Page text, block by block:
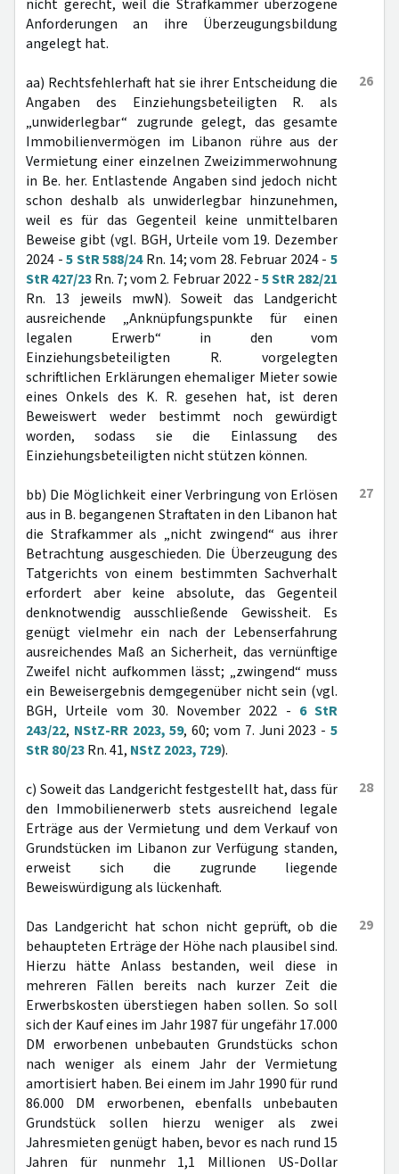
nicht gerecht, weil die Strafkammer überzogene
Anforderungen an ihre Überzeugungsbildung
angelegt hat.
26
aa) Rechtsfehlerhaft hat sie ihrer Entscheidung die
Angaben des Einziehungsbeteiligten R. als
„unwiderlegbar“ zugrunde gelegt, das gesamte
Immobilienvermögen im Libanon rühre aus der
Vermietung einer einzelnen Zweizimmerwohnung
in Be. her. Entlastende Angaben sind jedoch nicht
schon deshalb als unwiderlegbar hinzunehmen,
weil es für das Gegenteil keine unmittelbaren
Beweise gibt (vgl. BGH, Urteile vom 19. Dezember
2024 -5 StR 588/24Rn. 14; vom 28. Februar 2024 -5
StR 427/23Rn. 7; vom 2. Februar 2022 -5 StR 282/21
Rn. 13 jeweils mwN). Soweit das Landgericht
ausreichende „Anknüpfungspunkte für einen
legalen Erwerb“ in den vom
Einziehungsbeteiligten R. vorgelegten
schriftlichen Erklärungen ehemaliger Mieter sowie
eines Onkels des K. R. gesehen hat, ist deren
Beweiswert weder bestimmt noch gewürdigt
worden, sodass sie die Einlassung des
Einziehungsbeteiligten nicht stützen können.
27
bb) Die Möglichkeit einer Verbringung von Erlösen
aus in B. begangenen Straftaten in den Libanon hat
die Strafkammer als „nicht zwingend“ aus ihrer
Betrachtung ausgeschieden. Die Überzeugung des
Tatgerichts von einem bestimmten Sachverhalt
erfordert aber keine absolute, das Gegenteil
denknotwendig ausschließende Gewissheit. Es
genügt vielmehr ein nach der Lebenserfahrung
ausreichendes Maß an Sicherheit, das vernünftige
Zweifel nicht aufkommen lässt; „zwingend“ muss
ein Beweisergebnis demgegenüber nicht sein (vgl.
BGH, Urteile vom 30. November 2022 - 6 StR
243/22, NStZ-RR 2023, 59, 60; vom 7. Juni 2023 -5
StR 80/23Rn. 41, NStZ 2023, 729).
28
c) Soweit das Landgericht festgestellt hat, dass für
den Immobilienerwerb stets ausreichend legale
Erträge aus der Vermietung und dem Verkauf von
Grundstücken im Libanon zur Verfügung standen,
erweist sich die zugrunde liegende
Beweiswürdigung als lückenhaft.
29
Das Landgericht hat schon nicht geprüft, ob die
behaupteten Erträge der Höhe nach plausibel sind.
Hierzu hätte Anlass bestanden, weil diese in
mehreren Fällen bereits nach kurzer Zeit die
Erwerbskosten überstiegen haben sollen. So soll
sich der Kauf eines im Jahr 1987 für ungefähr 17.000
DM erworbenen unbebauten Grundstücks schon
nach weniger als einem Jahr der Vermietung
amortisiert haben. Bei einem im Jahr 1990 für rund
86.000 DM erworbenen, ebenfalls unbebauten
Grundstück sollen hierzu weniger als zwei
Jahresmieten genügt haben, bevor es nach rund 15
Jahren für nunmehr 1,1 Millionen US-Dollar